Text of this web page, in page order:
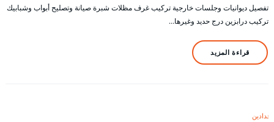
تفصيل ديوانيات وجلسات خارجية تركيب غرف مظلات شبرة صيانة وتصليح أبواب وشبابيك
تركيب درابزين درج حديد وغيرها…
قراءة المزيد
حدادين